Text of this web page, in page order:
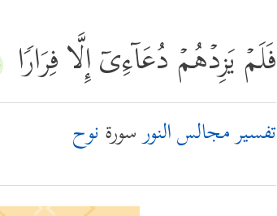
فَلَمۡ یَزِدۡهُمۡ دُعَاۤءِیۤ إِلَّا فِرَارࣰا
تفسير مجالس النورسورةنوح